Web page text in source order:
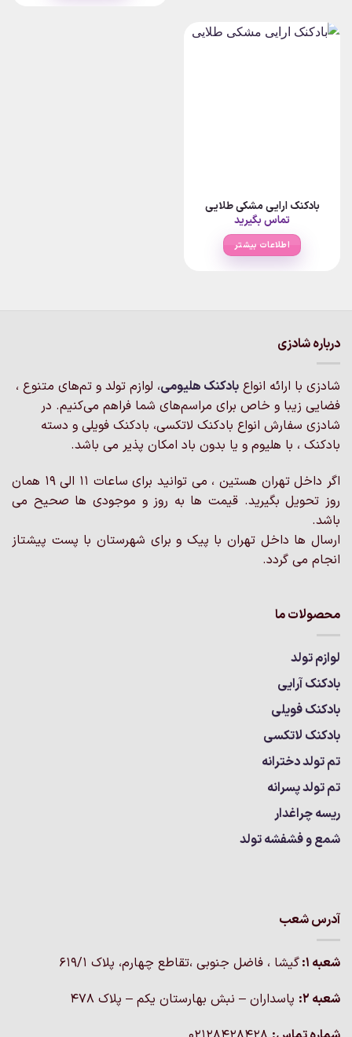
بادکنک ارایی مشکی طلایی
تماس بگیرید
اطلاعات بیشتر
درباره شادزی
شادزی با ارائه انواع بادکنک‌ هلیومی، لوازم تولد و تم‌های متنوع ،
فضایی زیبا و خاص برای مراسم‌های شما فراهم می‌کنیم. در
شادزی سفارش انواع بادکنک لاتکسی، بادکنک فویلی و دسته
بادکنک ، با هلیوم و یا بدون باد امکان پذیر می باشد.
اگر داخل تهران هستین ، می توانید برای ساعات 11 الی 19 همان
روز تحویل بگیرید. قیمت ها به روز و موجودی ها صحیح می
باشد.
ارسال ها داخل تهران با پیک و برای شهرستان با پست پیشتاز
انجام می گردد.
محصولات ما
لوازم تولد
بادکنک آرایی
بادکنک فویلی
بادکنک لاتکسی
تم تولد دخترانه
تم تولد پسرانه
ریسه چراغدار
شمع و فشفشه تولد
آدرس شعب
شعبه 1:
گيشا ، فاضل جنوبی ،تقاطع چهارم، پلاک 619/1
شعبه 2:
پاسداران – نبش بهارستان یکم – پلاک ۴۷۸